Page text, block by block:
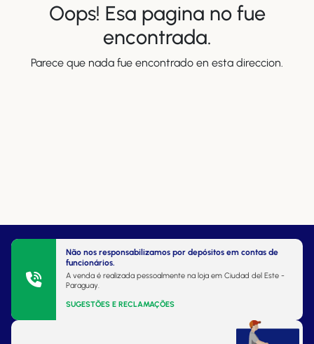
Oops! Esa pagina no fue
encontrada.
Parece que nada fue encontrado en esta direccion.
Não nos responsabilizamos por depósitos em contas de
funcionários.
A venda é realizada pessoalmente na loja em Ciudad del Este -
Paraguay.
SUGESTÕES E RECLAMAÇÕES